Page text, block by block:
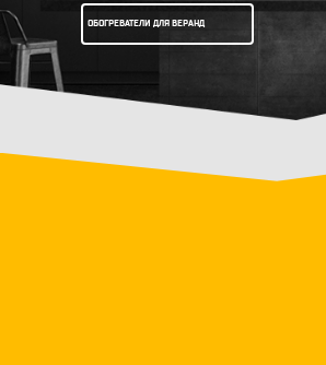
ОБОГРЕВАТЕЛИ ДЛЯ ВЕРАНД